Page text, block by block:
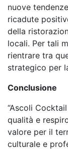
nuove
ricadute
della
locali. Per tali
rientrare tra
strategico per
Conclusione
“Ascoli
qualità e
valore per il
culturale e